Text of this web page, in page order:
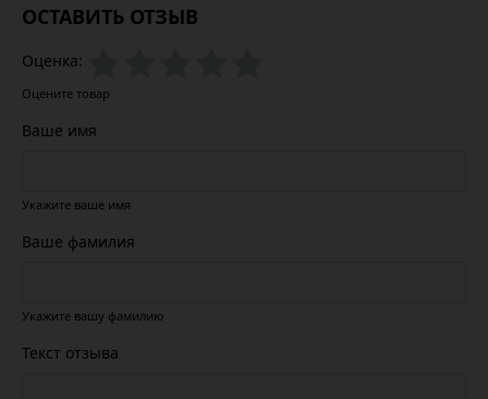
ОСТАВИТЬ ОТЗЫВ
Оценка:
Оцените товар
Ваше имя
Укажите ваше имя
Ваше фамилия
Укажите вашу фамилию
Текст отзыва